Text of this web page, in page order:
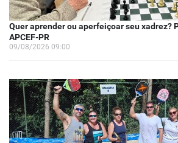
Quer aprender ou aperfeiçoar seu xadrez?
APCEF-PR
09/08/2026 09:00